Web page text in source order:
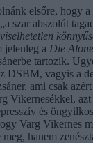
elsőre, hogy a
szar abszolút
jelenleg a Die Alone
tartozik.
DSBM, vagyis a
ami csak
Vikernesékkel,
és
Varg Vikernes
hanem